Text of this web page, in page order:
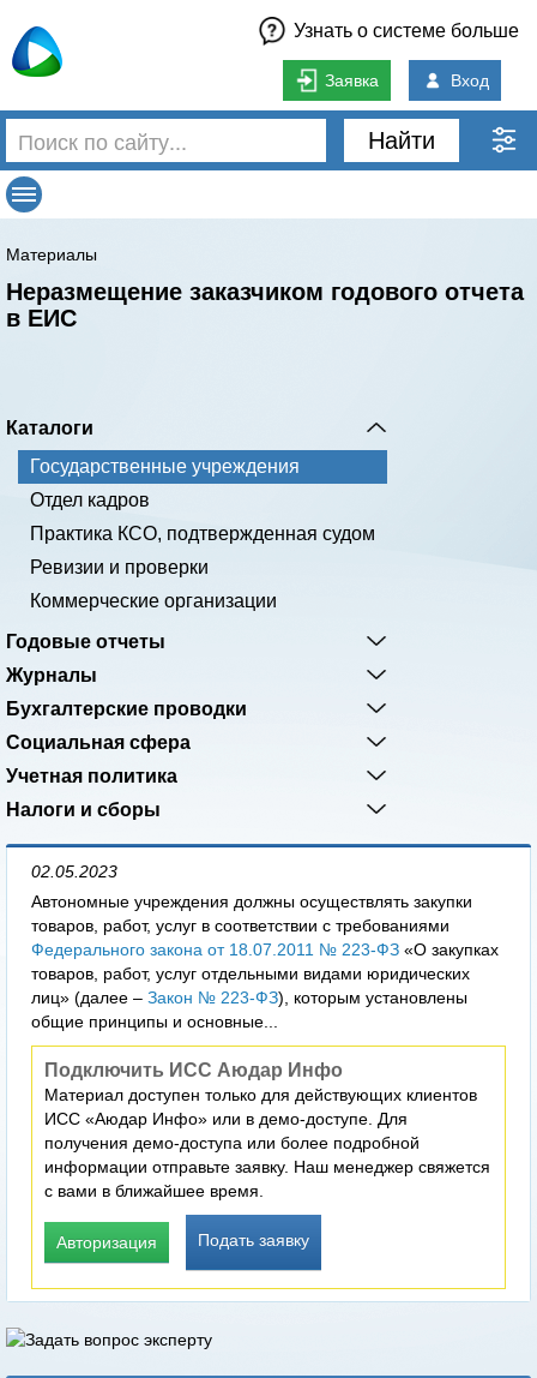
Узнать о системе больше
Заявка Вход
Найти
Материалы
Неразмещение заказчиком годового отчета
в ЕИС
Каталоги
Государственные учреждения
Отдел кадров
Практика КСО, подтвержденная судом
Ревизии и проверки
Коммерческие организации
Годовые отчеты
Журналы
Бухгалтерские проводки
Социальная сфера
Учетная политика
Налоги и сборы
02.05.2023
Автономные учреждения должны осуществлять закупки
товаров, работ, услуг в соответствии с требованиями
Федерального закона от 18.07.2011 № 223-ФЗ «О закупках
товаров, работ, услуг отдельными видами юридических
лиц» (далее – Закон № 223-ФЗ), которым установлены
общие принципы и основные...
Подключить ИСС Аюдар Инфо
Материал доступен только для действующих клиентов
ИСС «Аюдар Инфо» или в демо-доступе. Для
получения демо-доступа или более подробной
информации отправьте заявку. Наш менеджер свяжется
с вами в ближайшее время.
Авторизация Подать заявку